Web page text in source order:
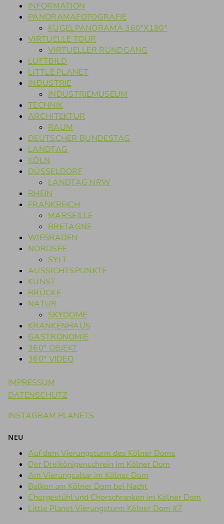
INFORMATION
PANORAMAFOTOGRAFIE
KUGELPANORAMA 360°X180°
VIRTUELLE TOUR
VIRTUELLER RUNDGANG
LUFTBILD
LITTLE PLANET
INDUSTRIE
INDUSTRIEMUSEUM
TECHNIK
ARCHITEKTUR
RAUM
DEUTSCHER BUNDESTAG
LANDTAG
KÖLN
DÜSSELDORF
LANDTAG NRW
RHEIN
FRANKREICH
MARSEILLE
BRETAGNE
WIESBADEN
NORDSEE
SYLT
AUSSICHTSPUNKTE
KUNST
BRÜCKE
NATUR
SKYDOME
KRANKENHAUS
GASTRONOMIE
360° OBJEKT
360° VIDEO
IMPRESSUM
DATENSCHUTZ
INSTAGRAM PLANETS
NEU
Auf dem Vierungsturm des Kölner Doms
Der Dreikönigenschrein im Kölner Dom
Am Vierungsaltar im Kölner Dom
Balkon am Kölner Dom bei Nacht
Chorgestühl und Chorschranken im Kölner Dom
Little Planet Vierungsturm Kölner Dom #7